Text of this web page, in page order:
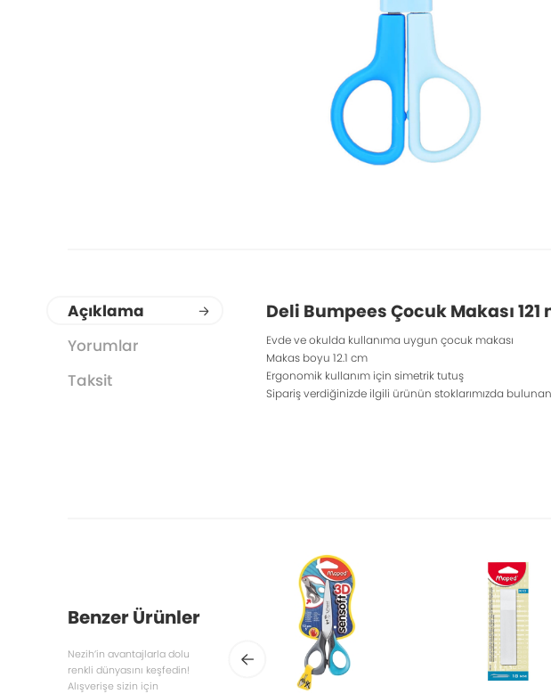
Açıklama
Yorumlar
Taksit
Deli Bumpees Çocuk Makası 121
Evde ve okulda kullanıma uygun çocuk makası
Makas boyu 12.1 cm
Ergonomik kullanım için simetrik tutuş
Sipariş verdiğinizde ilgili ürünün stoklarımızda
Benzer Ürünler
Nezih’in avantajlarla dolu
renkli dünyasını keşfedin!
Alışverişe sizin için